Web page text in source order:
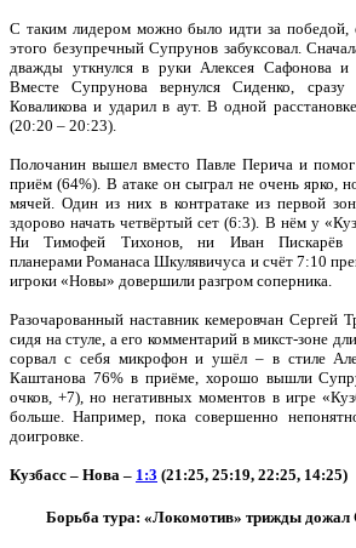
С таким лидером можно было идти за победой,
этого безупречный Супрунов забуксовал.
дважды уткнулся в руки Алексея Сафонова и
Вместе Супрунова вернулся Сиденко,
Коваликова и ударил в аут. В одной
(20:20 – 20:23).
Полочанин вышел вместо Павле Перича и помог
приём (64%). В атаке он сыграл не очень ярко,
мячей. Один из них в контратаке из первой
здорово начать четвёртый сет (6:3). В нём у
Ни Тимофей Тихонов, ни Иван Пискарёв
планерами Романаса Шкулявичуса и счёт 7:10
игроки «Новы» довершили разгром соперника.
Разочарованный наставник кемеровчан Сергей
сидя на стуле, а его комментарий в микст-зоне
сорвал с себя микрофон и ушёл – в стиле
Каштанова 76% в приёме, хорошо вышли
очков, +7), но негативных моментов в игре
больше. Например, пока совершенно
доигровке.
Кузбасс – Нова – 1:3 (21:25, 25:19, 22:25, 14:25)
Борьба тура: «Локомотив» трижды дожал